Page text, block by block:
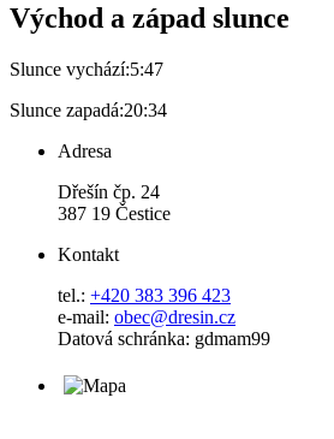
Východ a západ slunce
Slunce vychází:5:47
Slunce zapadá:20:34
Adresa
Dřešín čp. 24
387 19 Čestice
Kontakt
tel.: +420 383 396 423
e-mail: obec@dresin.cz
Datová schránka: gdmam99